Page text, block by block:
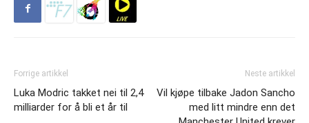
Forrige artikkel
Luka Modric takket nei til 2,4
milliarder for å bli et år til
Neste artikkel
Vil kjøpe tilbake Jadon Sancho
med litt mindre enn det